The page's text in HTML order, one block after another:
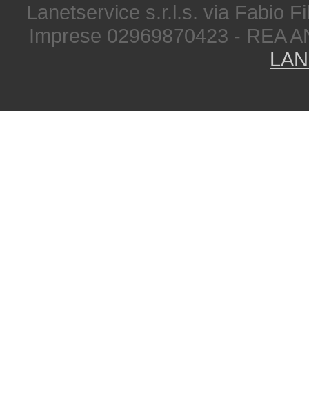
Lanetservice s.r.l.s. via Fabio
Imprese 02969870423 - REA